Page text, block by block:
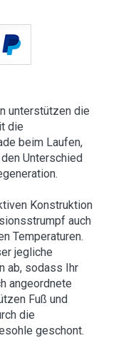
unterstützen die
die
beim Laufen,
Unterschied
Konstruktion
auch
Temperaturen.
jegliche
ab, sodass Ihr
angeordnete
Fuß und
die
geschont.